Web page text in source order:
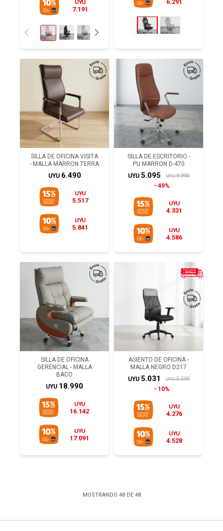
UYU
7.191
6.291
SILLA DE OFICINA VISITA
- MALLA MARRON TERRA
UYU 6.490
UYU
5.517
UYU
5.841
SILLA DE ESCRITORIO -
PU MARRON D-470
UYU 5.095 UYU 9.990
49%
UYU
4.331
UYU
4.586
SILLA DE OFICINA
GERENCIAL - MALLA
BACO
UYU 18.990
UYU
16.142
UYU
17.091
ASIENTO DE OFICINA -
MALLA NEGRO D217
UYU 5.031 UYU 5.590
10%
UYU
4.276
UYU
4.528
MOSTRANDO 48DE 48